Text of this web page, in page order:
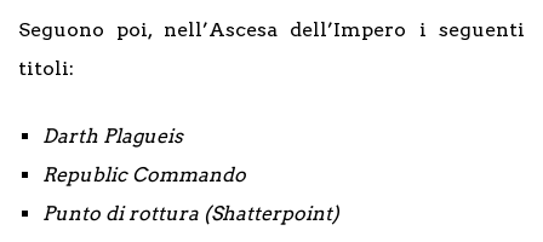
Seguono poi, nell’Ascesa dell’Impero i seguenti
titoli:
Darth Plagueis
Republic Commando
Punto di rottura (Shatterpoint)